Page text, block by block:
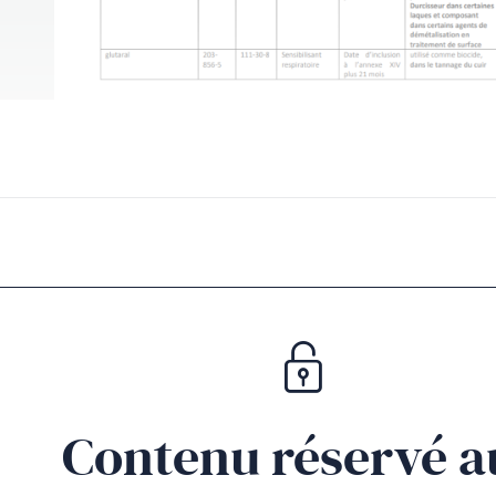
Contenu réservé